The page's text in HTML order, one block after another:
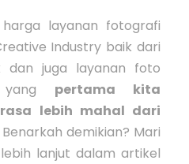
layanan fotografi
Industry baik dari
dan juga layanan foto
yang pertama kita
lebih mahal dari
Benarkah demikian? Mari
lanjut dalam artikel